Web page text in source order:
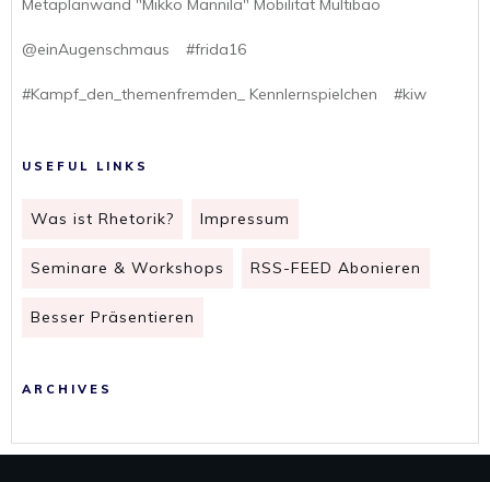
Metaplanwand "Mikko Mannila" Mobilität Multibao
@einAugenschmaus #frida16
#Kampf_den_themenfremden_ Kennlernspielchen #kiw
USEFUL LINKS
Was ist Rhetorik? Impressum
Seminare & Workshops RSS-FEED Abonieren
Besser Präsentieren
ARCHIVES